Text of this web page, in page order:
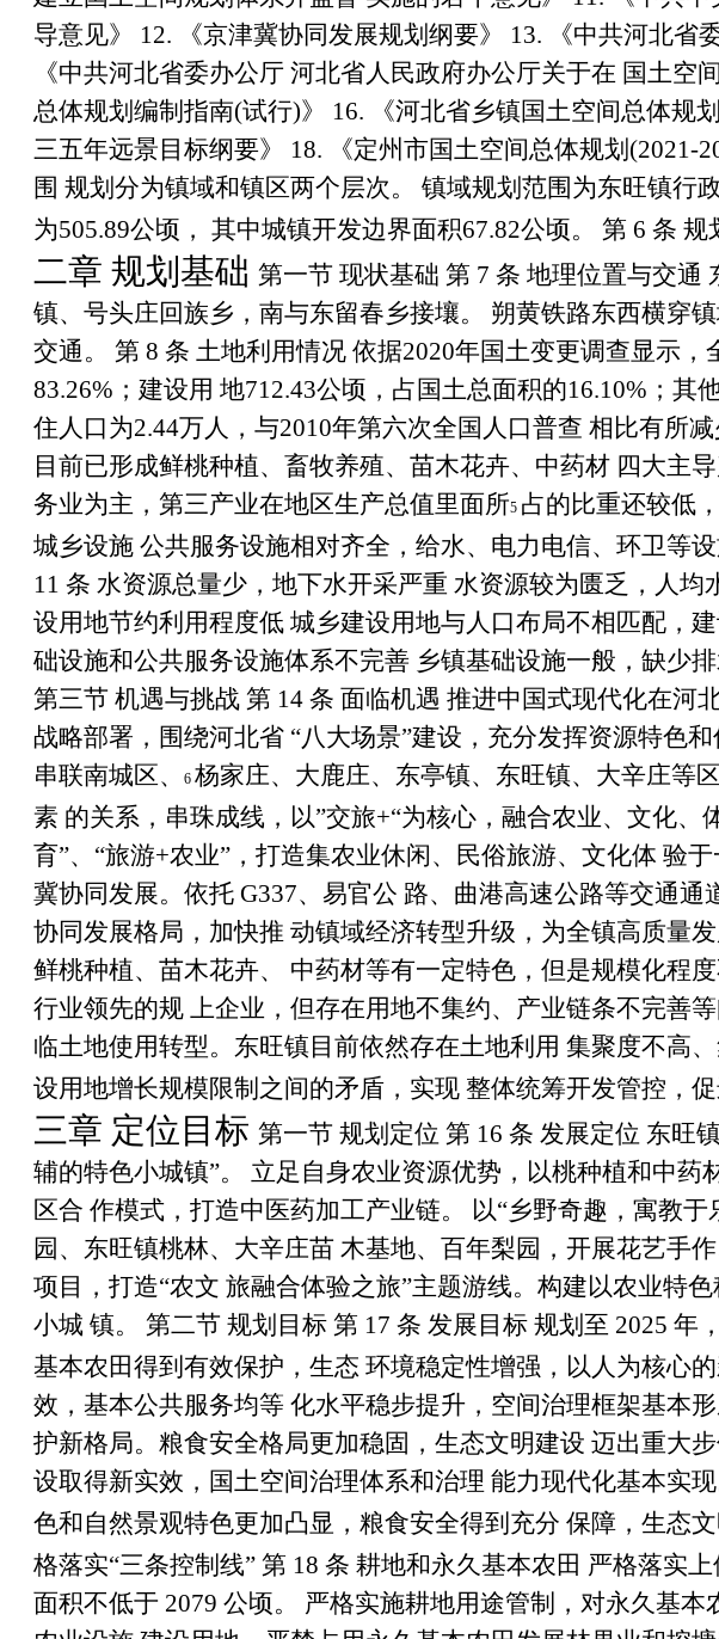
导意见》 12. 《京津冀协同发展规划纲要》 13. 《中共河北省
《中共河北省委办公厅 河北省人民政府办公厅关于在 国土空
总体规划编制指南(试行)》 16. 《河北省乡镇国土空间总体规
三五年远景目标纲要》 18. 《定州市国土空间总体规划 (2021-
围 规划分为镇域和镇区两个层次。 镇域规划范围为东旺镇行
为505.89公顷， 其中城镇开发边界面积67.82公顷。 第 6 条 规
二章 规划基础 第一节 现状基础 第 7 条 地理位置与交通
镇、号头庄回族乡，南与东留春乡接壤。 朔黄铁路东西横穿镇
交通。 第 8 条 土地利用情况 依据2020年国土变更调查显示，
83.26% ；建设用 地712.43公顷，占国土总面积的16.10% ；其
住人口为2.44万人，与2010年第六次全国人口普查 相比有所
目前已形成鲜桃种植、畜牧养殖、苗木花卉、中药材 四大主
务业为主，第三产业在地区生产总值里面所5 占的比重还较低
城乡设施 公共服务设施相对齐全，给水、电力电信、环卫等
11 条 水资源总量少，地下水开采严重 水资源较为匮乏，人均
设用地节约利用程度低 城乡建设用地与人口布局不相匹配，
础设施和公共服务设施体系不完善 乡镇基础设施一般，缺少
第三节 机遇与挑战 第 14 条 面临机遇 推进中国式现代化在河
战略部署，围绕河北省 “八大场景”建设，充分发挥资源特色
串联南城区、
6 杨家庄、大鹿庄、东亭镇、东旺镇、大辛庄等
素 的关系，串珠成线，以”交旅+“为核心，融合农业、文化、
育”、 “旅游+农业” ，打造集农业休闲、民俗旅游、文化体 验
冀协同发展。依托 G337、易官公 路、曲港高速公路等交通
协同发展格局，加快推 动镇域经济转型升级，为全镇高质量
鲜桃种植、苗木花卉、 中药材等有一定特色，但是规模化程
行业领先的规 上企业，但存在用地不集约、产业链条不完善
临土地使用转型。东旺镇目前依然存在土地利用 集聚度不高
设用地增长规模限制之间的矛盾，实现 整体统筹开发管控，
三章 定位目标 第一节 规划定位 第 16 条 发展定位 东旺
辅的特色小城镇”。 立足自身农业资源优势，以桃种植和中
区合 作模式，打造中医药加工产业链。 以“乡野奇趣，寓教于
园、东旺镇桃林、大辛庄苗 木基地、百年梨园，开展花艺手
项目，打造“农文 旅融合体验之旅”主题游线。构建以农业特
小城 镇。 第二节 规划目标 第 17 条 发展目标 规划至 2025 年
基本农田得到有效保护，生态 环境稳定性增强，以人为核心
效，基本公共服务均等 化水平稳步提升，空间治理框架基本
护新格局。粮食安全格局更加稳固，生态文明建设 迈出重大
设取得新实效，国土空间治理体系和治理 能力现代化基本实
色和自然景观特色更加凸显，粮食安全得到充分 保障，生态文
格落实“三条控制线” 第 18 条 耕地和永久基本农田 严格落实
面积不低于 2079 公顷。 严格实施耕地用途管制，对永久基